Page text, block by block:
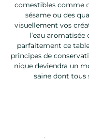
comestibles comme
sésame ou des
visuellement vos
l’eau
parfaitement ce
principes de
nique deviendra un
saine dont tous